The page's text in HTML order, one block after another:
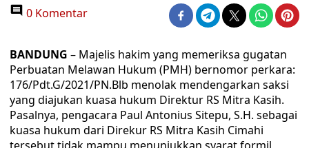
0 Komentar
BANDUNG – Majelis hakim yang memeriksa gugatan
Perbuatan Melawan Hukum (PMH) bernomor perkara:
176/Pdt.G/2021/PN.Blb menolak mendengarkan saksi
yang diajukan kuasa hukum Direktur RS Mitra Kasih.
Pasalnya, pengacara Paul Antonius Sitepu, S.H. sebagai
kuasa hukum dari Direkur RS Mitra Kasih Cimahi